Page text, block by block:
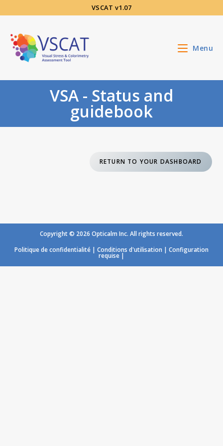
au
VSCAT v1.07
Menu
VSA - Status and
guidebook
RETURN TO YOUR DASHBOARD
Copyright © 2026 Opticalm Inc. All rights reserved.
Politique de confidentialité | Conditions d'utilisation | Configuration
requise |
Chargement...